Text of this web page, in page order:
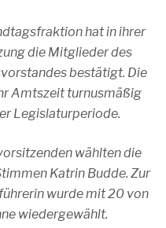
hat in ihrer
die Mitglieder des
bestätigt. Die
Amtszeit turnusmäßig
Legislaturperiode.
wählten die
Katrin Budde. Zur
wurde mit 20 von
wiedergewählt.